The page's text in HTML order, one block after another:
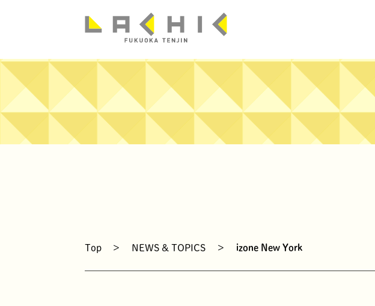
Top > NEWS & TOPICS > izone New York